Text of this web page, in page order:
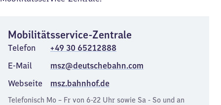
Mobilitätsservice-Zentrale
Telefon
+49 30 65212888
E-Mail
msz@deutschebahn.com
Webseite
msz.bahnhof.de
Telefonisch Mo – Fr von 6-22 Uhr sowie Sa - So und an